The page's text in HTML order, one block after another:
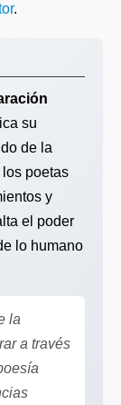
.
su
de la
poetas
y
el poder
lo humano
la
a través